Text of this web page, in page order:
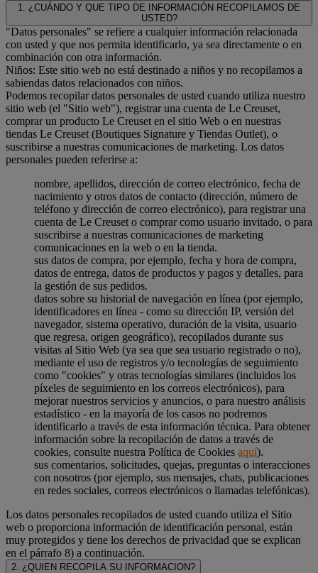
1. ¿CUÁNDO Y QUE TIPO DE INFORMACIÓN RECOPILAMOS DE
USTED?
"Datos personales" se refiere a cualquier información relacionada
con usted y que nos permita identificarlo, ya sea directamente o en
combinación con otra información.
Niños: Este sitio web no está destinado a niños y no recopilamos a
sabiendas datos relacionados con niños.
Podemos recopilar datos personales de usted cuando utiliza nuestro
sitio web (el "Sitio web"), registrar una cuenta de Le Creuset,
comprar un producto Le Creuset en el sitio Web o en nuestras
tiendas Le Creuset (Boutiques Signature y Tiendas Outlet), o
suscribirse a nuestras comunicaciones de marketing. Los datos
personales pueden referirse a:
nombre, apellidos, dirección de correo electrónico, fecha de
nacimiento y otros datos de contacto (dirección, número de
teléfono y dirección de correo electrónico), para registrar una
cuenta de Le Creuset o comprar como usuario invitado, o para
suscribirse a nuestras comunicaciones de marketing
comunicaciones en la web o en la tienda.
sus datos de compra, por ejemplo, fecha y hora de compra,
datos de entrega, datos de productos y pagos y detalles, para
la gestión de sus pedidos.
datos sobre su historial de navegación en línea (por ejemplo,
identificadores en línea - como su dirección IP, versión del
navegador, sistema operativo, duración de la visita, usuario
que regresa, origen geográfico), recopilados durante sus
visitas al Sitio Web (ya sea que sea usuario registrado o no),
mediante el uso de registros y/o tecnologías de seguimiento
como "cookies" y otras tecnologías similares (incluidos los
píxeles de seguimiento en los correos electrónicos), para
mejorar nuestros servicios y anuncios, o para nuestro análisis
estadístico - en la mayoría de los casos no podremos
identificarlo a través de esta información técnica. Para obtener
información sobre la recopilación de datos a través de
cookies, consulte nuestra Política de Cookies aquí).
sus comentarios, solicitudes, quejas, preguntas o interacciones
con nosotros (por ejemplo, sus mensajes, chats, publicaciones
en redes sociales, correos electrónicos o llamadas telefónicas).
Los datos personales recopilados de usted cuando utiliza el Sitio
web o proporciona información de identificación personal, están
muy protegidos y tiene los derechos de privacidad que se explican
en el párrafo 8) a continuación.
2. ¿QUIEN RECOPILA SU INFORMACION?